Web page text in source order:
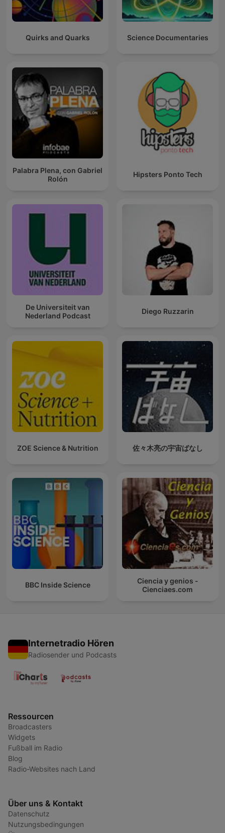
Quirks and Quarks Science Documentaries
Palabra Plena, con Gabriel
Rolón
Hipsters Ponto Tech
De Universiteit van
Nederland Podcast
Diego Ruzzarin
ZOE Science & Nutrition 佐々木亮の宇宙ばなし
BBC Inside Science
Ciencia y genios -
Cienciaes.com
Internetradio Hören
Radiosender und Podcasts
Ressourcen
Broadcasters
Widgets
Fußball im Radio
Blog
Radio-Websites nach Land
Über uns & Kontakt
Datenschutz
Nutzungsbedingungen